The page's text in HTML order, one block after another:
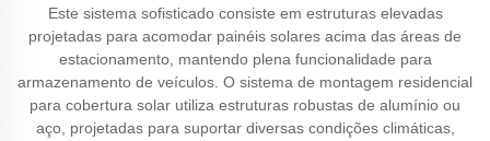
Este sistema sofisticado consiste em estruturas elevadas
projetadas para acomodar painéis solares acima das áreas de
estacionamento, mantendo plena funcionalidade para
armazenamento de veículos. O sistema de montagem residencial
para cobertura solar utiliza estruturas robustas de alumínio ou
aço, projetadas para suportar diversas condições climáticas,